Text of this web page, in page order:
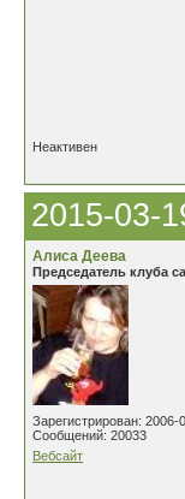
Неактивен
2015-03-
Алиса Деева
Председатель клуба
Зарегистрирован: 2006-
Сообщений: 20033
Вебсайт